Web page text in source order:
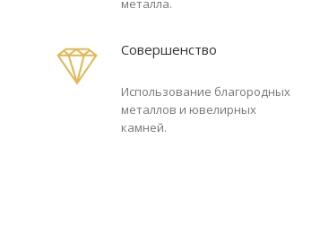
металла.
Совершенство
Использование благородных
металлов и ювелирных
камней.